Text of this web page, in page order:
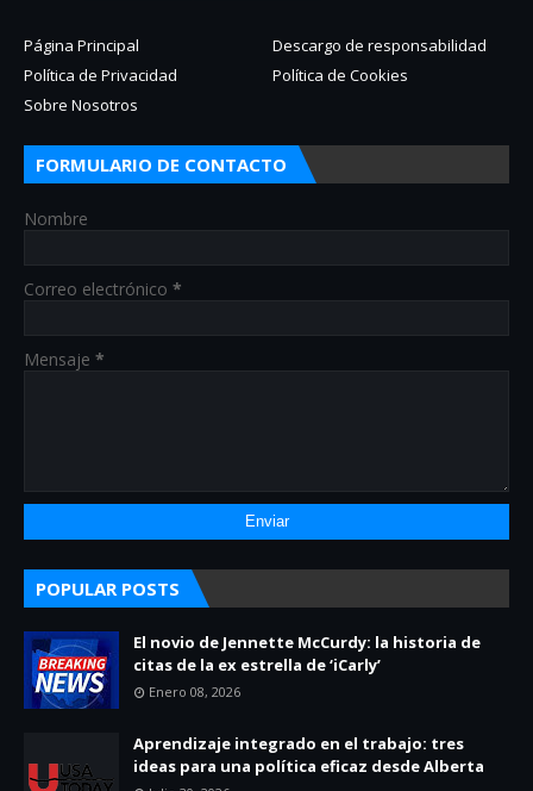
Página Principal
Descargo de responsabilidad
Política de Privacidad
Política de Cookies
Sobre Nosotros
FORMULARIO DE CONTACTO
Nombre
Correo electrónico *
Mensaje *
POPULAR POSTS
El novio de Jennette McCurdy: la historia de
citas de la ex estrella de ‘iCarly’
Enero 08, 2026
Aprendizaje integrado en el trabajo: tres
ideas para una política eficaz desde Alberta